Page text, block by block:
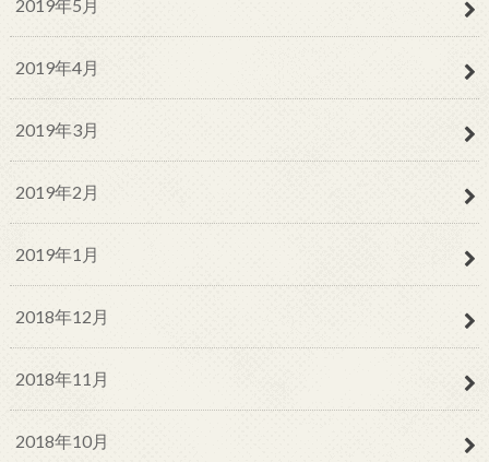
2019年5月
2019年4月
2019年3月
2019年2月
2019年1月
2018年12月
2018年11月
2018年10月